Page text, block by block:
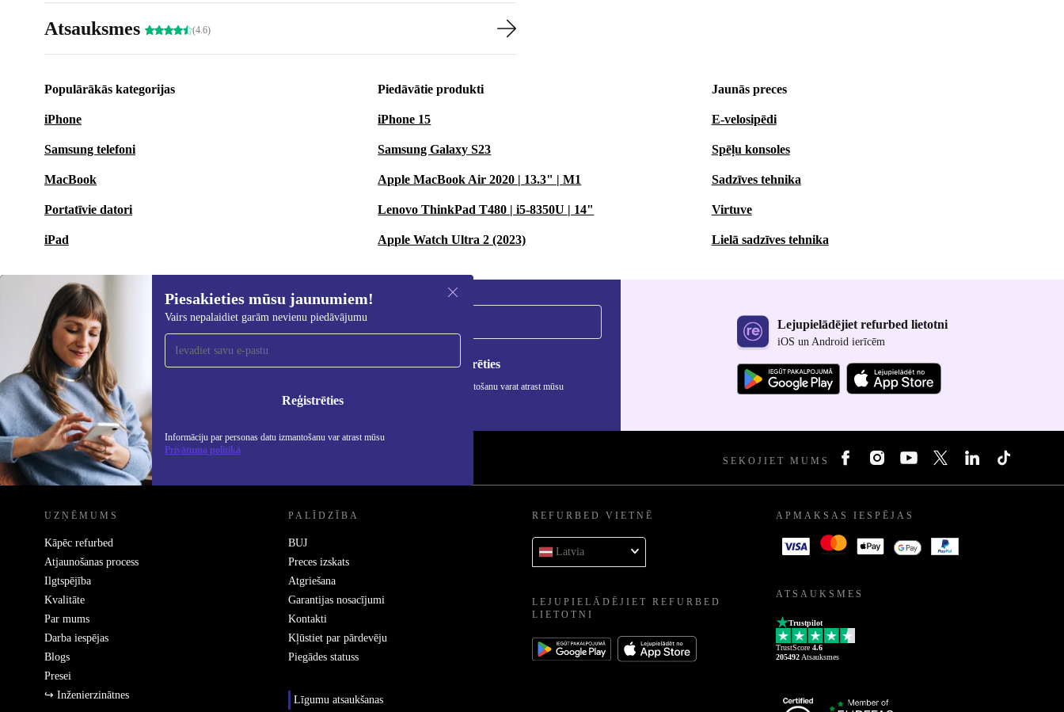
Atsauksmes (4.6)
Populārākās kategorijas
iPhone
Samsung telefoni
MacBook
Portatīvie datori
iPad
Piedāvātie produkti
iPhone 15
Samsung Galaxy S23
Apple MacBook Air 2020 | 13.3" | M1
Lenovo ThinkPad T480 | i5-8350U | 14"
Apple Watch Ultra 2 (2023)
Jaunās preces
E-velosipēdi
Spēļu konsoles
Sadzīves tehnika
Virtuve
Lielā sadzīves tehnika
Piesakieties mūsu jaunumiem!
Vairs nepalaidiet garām nevienu piedāvājumu
Reģistrēties
Informāciju par personas datu izmantošanu var atrast mūsu
Privātuma politikā
Piesakieties mūsu jaunumu
saņemšanai!
Nekad vairs nepalaidiet garām nevienu
piedāvājumu.
Reģistrēties
Informāciju par personas datu izmantošanu varat atrast mūsu
Privātuma politikā
Lejupielādējiet refurbed lietotni
iOS un Android ierīcēm
REFURBED - RETHINK NEW. SEKOJIET MUMS
UZŅĒMUMS
Kāpēc refurbed
Atjaunošanas process
Ilgtspējība
Kvalitāte
Par mums
Darba iespējas
Blogs
Presei
↪ Inženierzinātnes
PALĪDZĪBA
BUJ
Preces izskats
Atgriešana
Garantijas nosacījumi
Kontakti
Kļūstiet par pārdevēju
Piegādes statuss
Līgumu atsaukšanas
REFURBED VIETNĒ
Latvia
LEJUPIELĀDĒJIET REFURBED
LIETOTNI
APMAKSAS IESPĒJAS
ATSAUKSMES
Trustpilot
TrustScore 4.6
205492 Atsauksmes